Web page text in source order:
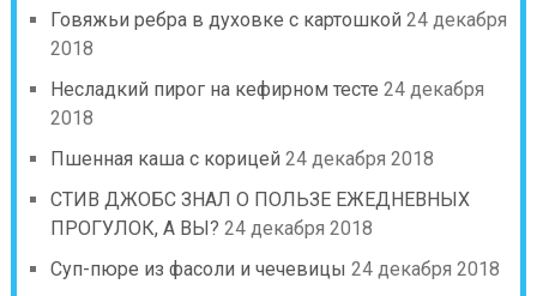
Говяжьи ребра в духовке с картошкой 24 декабря
2018
Несладкий пирог на кефирном тесте 24 декабря
2018
Пшенная каша с корицей 24 декабря 2018
СТИВ ДЖОБС ЗНАЛ О ПОЛЬЗЕ ЕЖЕДНЕВНЫХ
ПРОГУЛОК, А ВЫ? 24 декабря 2018
Суп-пюре из фасоли и чечевицы 24 декабря 2018